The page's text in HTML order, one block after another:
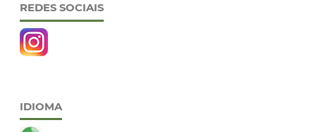
REDES SOCIAIS
IDIOMA